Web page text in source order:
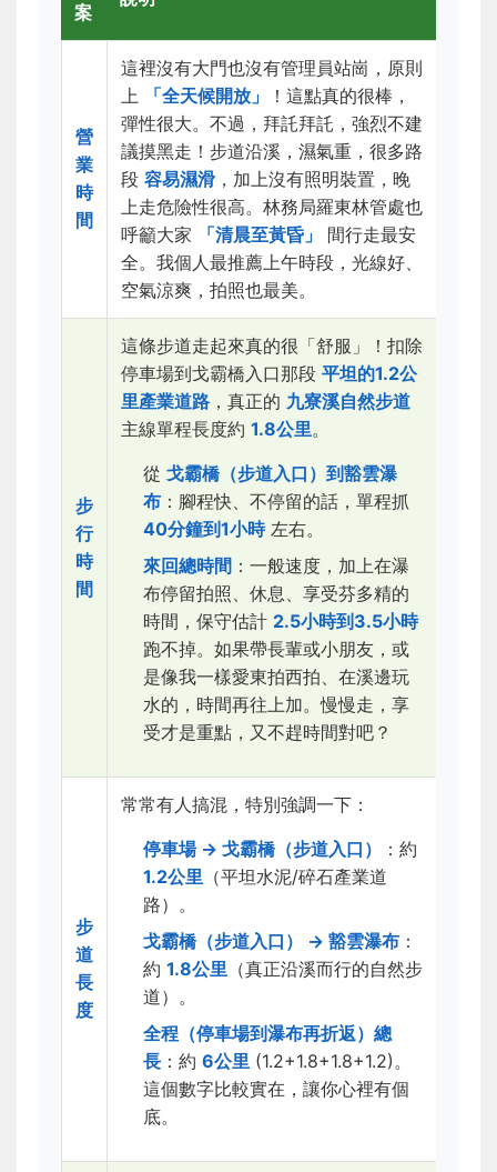
案
營
業
時
間
這裡沒有大門也沒有管理員站崗，原則
上
「全天候開放」
！這點真的很棒，
彈性很大。不過，拜託拜託，強烈不建
議摸黑走！步道沿溪，濕氣重，很多路
段 容易濕滑 ，加上沒有照明裝置，晚
上走危險性很高。林務局羅東林管處也
呼籲大家
「清晨至黃昏」
間行走最安
全。我個人最推薦上午時段，光線好、
空氣涼爽，拍照也最美。
步
行
時
間
這條步道走起來真的很「舒服」！扣除
停車場到戈霸橋入口那段 平坦的1.2公
里產業道路 ，真正的 九寮溪自然步道
主線單程長度約 1.8公里。
從戈霸橋（步道入口）到豁雲瀑
布 ：腳程快、不停留的話，單程抓
40分鐘到1小時左右。
來回總時間 ：一般速度，加上在瀑
布停留拍照、休息、享受芬多精的
時間，保守估計 2.5小時到3.5小時
跑不掉。如果帶長輩或小朋友，或
是像我一樣愛東拍西拍、在溪邊玩
水的，時間再往上加。慢慢走，享
受才是重點，又不趕時間對吧？
步
道
長
度
常常有人搞混，特別強調一下：
停車場 → 戈霸橋（步道入口）
：約
1.2公里 （平坦水泥/碎石產業道
路）。
戈霸橋（步道入口） → 豁雲瀑布 ：
約 1.8公里 （真正沿溪而行的自然步
道）。
全程（停車場到瀑布再折返）總
長 ：約 6公里 (1.2+1.8+1.8+1.2)。
這個數字比較實在，讓你心裡有個
底。